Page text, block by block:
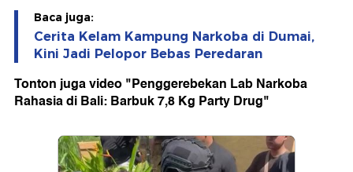
Baca juga:
Cerita Kelam Kampung Narkoba di Dumai,
Kini Jadi Pelopor Bebas Peredaran
Tonton juga video "Penggerebekan Lab Narkoba
Rahasia di Bali: Barbuk 7,8 Kg Party Drug"